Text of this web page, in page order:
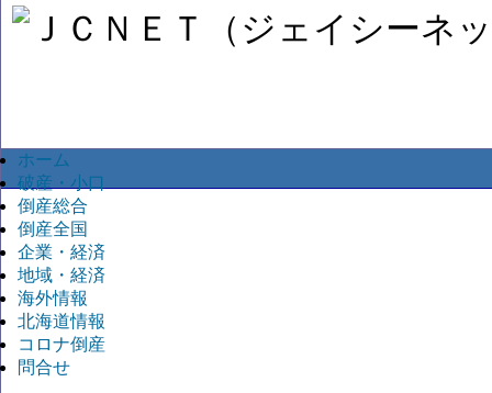
ホーム
破産・小口
倒産総合
倒産全国
企業・経済
地域・経済
海外情報
北海道情報
コロナ倒産
問合せ